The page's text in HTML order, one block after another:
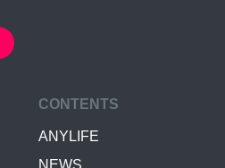
CONTENTS
ANYLIFE